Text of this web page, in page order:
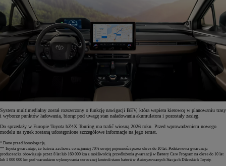
System multimedialny został rozszerzony o funkcję nawigacji BEV, która wspiera kierowcę w planowaniu trasy
i wyborze punktów ładowania, biorąc pod uwagę stan naładowania akumulatora i pozostały zasięg.
Do sprzedaży w Europie Toyota bZ4X Touring ma trafić wiosną 2026 roku. Przed wprowadzeniem nowego
modelu na rynek zostaną udostępnione szczegółowe informacje na jego temat.
* Dane przed homologacją.
** Toyota gwarantuje, że bateria zachowa co najmniej 70% swojej pojemności przez okres do 10 lat. Podstawowa gwarancja
producencka obowiązuje przez 8 lat lub 160 000 km z możliwością przedłużenia gwarancji w Battery Care Program na okres do 10 lat
lub 1 000 000 km pod warunkiem wykonywania corocznej kontroli stanu baterii w Autoryzowanych Stacjach Dilerskich Toyoty.